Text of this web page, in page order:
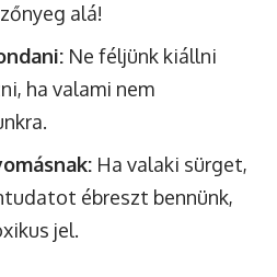
alá!
Ne féljünk kiállni
ha valami nem
Ha valaki sürget,
ébreszt bennünk,
jel.